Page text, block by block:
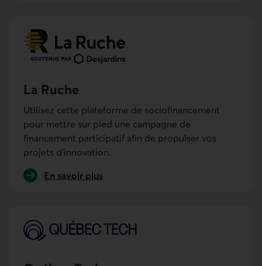
La Ruche
Utilisez cette plateforme de sociofinancement
pour mettre sur pied une campagne de
financement participatif afin de propulser vos
projets d'innovation.
En savoir plus